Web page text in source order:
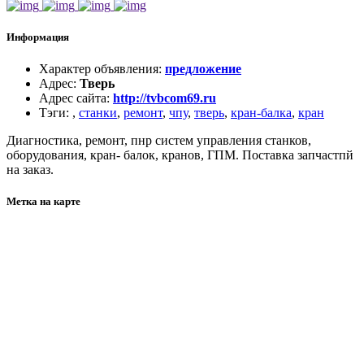
Информация
Характер объявления: предложение
Адрес: Тверь
Адрес сайта: http://tvbcom69.ru
Тэги: , станки, ремонт, чпу, тверь, кран-балка, кран
Диагностика, ремонт, пнр систем управления станков,
оборудования, кран- балок, кранов, ГПМ. Поставка запчастпй
на заказ.
Метка на карте